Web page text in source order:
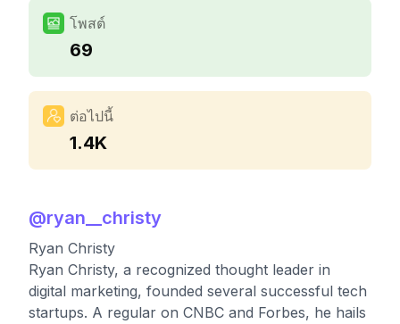
โพสต์
69
ต่อไปนี้
1.4K
@ryan__christy
Ryan Christy
Ryan Christy, a recognized thought leader in
digital marketing, founded several successful tech
startups. A regular on CNBC and Forbes, he hails